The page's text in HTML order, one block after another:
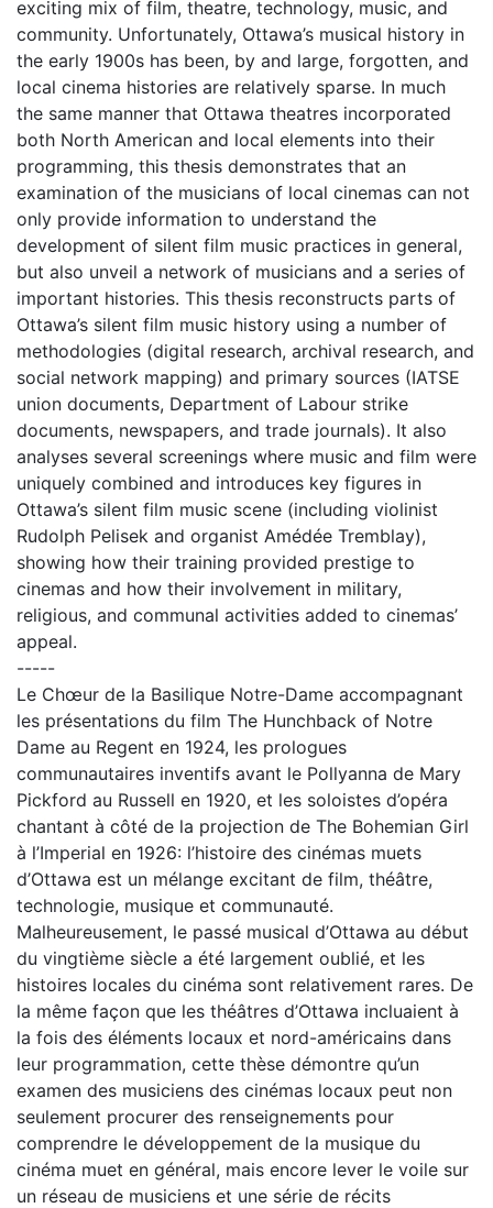
exciting mix of film, theatre, technology, music, and
community. Unfortunately, Ottawa’s musical history in
the early 1900s has been, by and large, forgotten, and
local cinema histories are relatively sparse. In much
the same manner that Ottawa theatres incorporated
both North American and local elements into their
programming, this thesis demonstrates that an
examination of the musicians of local cinemas can not
only provide information to understand the
development of silent film music practices in general,
but also unveil a network of musicians and a series of
important histories. This thesis reconstructs parts of
Ottawa’s silent film music history using a number of
methodologies (digital research, archival research, and
social network mapping) and primary sources (IATSE
union documents, Department of Labour strike
documents, newspapers, and trade journals). It also
analyses several screenings where music and film were
uniquely combined and introduces key figures in
Ottawa’s silent film music scene (including violinist
Rudolph Pelisek and organist Amédée Tremblay),
showing how their training provided prestige to
cinemas and how their involvement in military,
religious, and communal activities added to cinemas’
appeal.
-----
Le Chœur de la Basilique Notre-Dame accompagnant
les présentations du film The Hunchback of Notre
Dame au Regent en 1924, les prologues
communautaires inventifs avant le Pollyanna de Mary
Pickford au Russell en 1920, et les soloistes d’opéra
chantant à côté de la projection de The Bohemian Girl
à l’Imperial en 1926: l’histoire des cinémas muets
d’Ottawa est un mélange excitant de film, théâtre,
technologie, musique et communauté.
Malheureusement, le passé musical d’Ottawa au début
du vingtième siècle a été largement oublié, et les
histoires locales du cinéma sont relativement rares. De
la même façon que les théâtres d’Ottawa incluaient à
la fois des éléments locaux et nord-américains dans
leur programmation, cette thèse démontre qu’un
examen des musiciens des cinémas locaux peut non
seulement procurer des renseignements pour
comprendre le développement de la musique du
cinéma muet en général, mais encore lever le voile sur
un réseau de musiciens et une série de récits